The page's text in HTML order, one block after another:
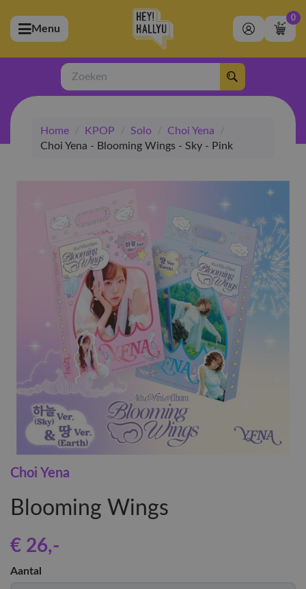
(Artiesten)
(Merchandise)
(Exclusive)
(Winkel)
Menu
0
Zoeken
Home / KPOP / Solo / Choi Yena
/
Choi Yena - Blooming Wings - Sky - Pink
Choi Yena
Blooming Wings
€ 26,-
Aantal